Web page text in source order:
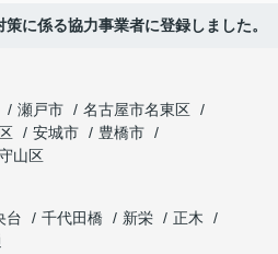
策に係る協力事業者に登録しました。
瀬戸市
名古屋市名東区
安城市
豊橋市
山区
台 千代田橋 新栄
正木